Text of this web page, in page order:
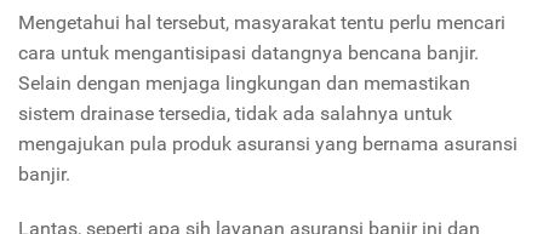
Mengetahui hal tersebut, masyarakat tentu perlu mencari
cara untuk mengantisipasi datangnya bencana banjir.
Selain dengan menjaga lingkungan dan memastikan
sistem drainase tersedia, tidak ada salahnya untuk
mengajukan pula produk asuransi yang bernama asuransi
banjir.
Lantas, seperti apa sih layanan asuransi banjir ini dan